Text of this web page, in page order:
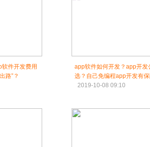
件开发费用
路”？
app软件如何开发？app开发
选？自己免编程app开发有
2019-10-08 09:10